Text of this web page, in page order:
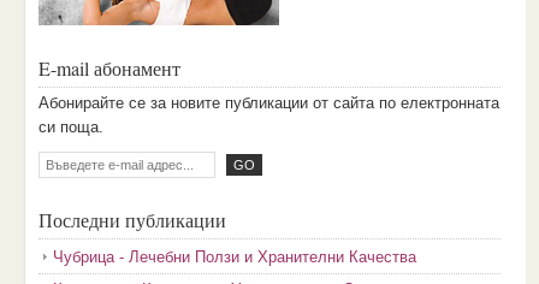
E-mail абонамент
Aбoниpaйтe ce зa нoвитe пyбликaции oт caйтa пo eлeктpoннaтa
cи пoщa.
Последни публикации
Чубрица - Лечебни Ползи и Хранителни Качества